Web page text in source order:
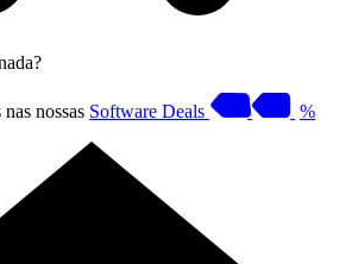
nossas Software Deals %